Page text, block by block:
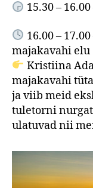
15.30 –
16.00 –
majakavahi elu
Kristiina
majakavahi
ja viib meid
tuletorni
ulatuvad nii